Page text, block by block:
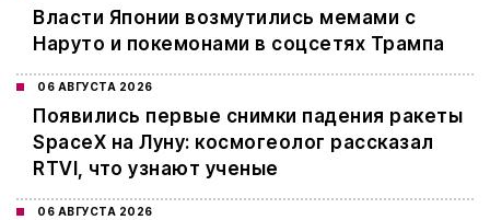
Власти Японии возмутились мемами с
Наруто и покемонами в соцсетях Трампа
06 АВГУСТА 2026
Появились первые снимки падения ракеты
SpaceX на Луну: космогеолог рассказал
RTVI, что узнают ученые
06 АВГУСТА 2026